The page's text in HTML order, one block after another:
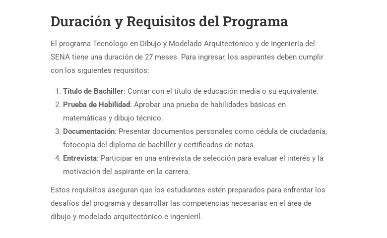
Duración y Requisitos del Programa
El programa Tecnólogo en Dibujo y Modelado Arquitectónico y de Ingeniería del
SENA tiene una duración de 27 meses. Para ingresar, los aspirantes deben cumplir
con los siguientes requisitos:
Título de Bachiller: Contar con el título de educación media o su equivalente.
Prueba de Habilidad: Aprobar una prueba de habilidades básicas en
matemáticas y dibujo técnico.
Documentación: Presentar documentos personales como cédula de ciudadanía,
fotocopia del diploma de bachiller y certificados de notas.
Entrevista: Participar en una entrevista de selección para evaluar el interés y la
motivación del aspirante en la carrera.
Estos requisitos aseguran que los estudiantes estén preparados para enfrentar los
desafíos del programa y desarrollar las competencias necesarias en el área de
dibujo y modelado arquitectónico e ingenieril.